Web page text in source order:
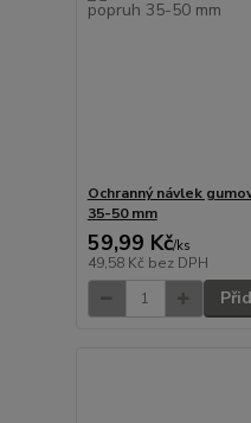
Ochranný návlek
35-50 mm
59,99 Kč/ks
49,58 Kč bez DPH